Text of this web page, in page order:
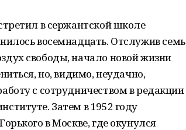
в сержантской школе
восемнадцать. Отслужив семь
свободы, начало новой жизни
но, видимо, неудачно,
с сотрудничеством в редакции
Затем в 1952 году
в Москве, где окунулся